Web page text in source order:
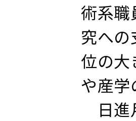
術系職
究へ
位の大
や産学
日進